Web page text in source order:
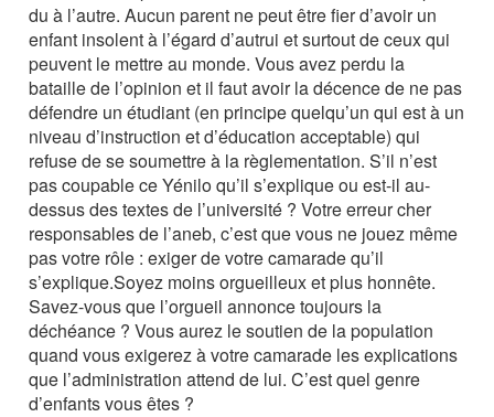
du à l’autre. Aucun parent ne peut être fier d’avoir un
enfant insolent à l’égard d’autrui et surtout de ceux qui
peuvent le mettre au monde. Vous avez perdu la
bataille de l’opinion et il faut avoir la décence de ne pas
défendre un étudiant (en principe quelqu’un qui est à un
niveau d’instruction et d’éducation acceptable) qui
refuse de se soumettre à la règlementation. S’il n’est
pas coupable ce Yénilo qu’il s’explique ou est-il au-
dessus des textes de l’université ? Votre erreur cher
responsables de l’aneb, c’est que vous ne jouez même
pas votre rôle : exiger de votre camarade qu’il
s’explique.Soyez moins orgueilleux et plus honnête.
Savez-vous que l’orgueil annonce toujours la
déchéance ? Vous aurez le soutien de la population
quand vous exigerez à votre camarade les explications
que l’administration attend de lui. C’est quel genre
d’enfants vous êtes ?